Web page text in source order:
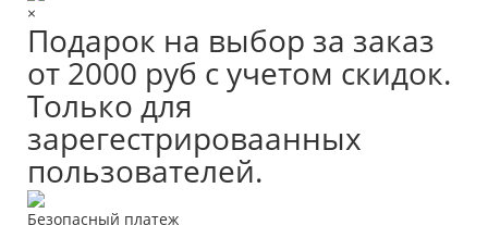
×
Подарок на выбор за заказ
от 2000 руб с учетом скидок.
Только для
зарегестрироваанных
пользователей.
Безопасный платеж